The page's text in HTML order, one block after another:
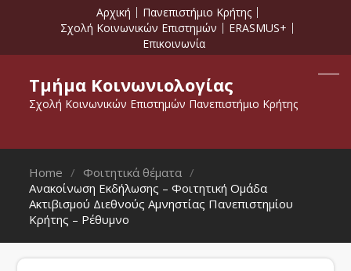
Αρχική
Πανεπιστήμιο Κρήτης
Σχολή Κοινωνικών Επιστημών
ERASMUS+
Επικοινωνία
Τμήμα Κοινωνιολογίας
Σχολή Κοινωνικών Επιστημών Πανεπιστήμιο Κρήτης
Home
Φοιτητικά θέματα
Ανακοίνωση Εκδήλωσης – Φοιτητική Ομάδα
Ακτιβισμού Διεθνούς Αμνηστίας Πανεπιστημίου
Κρήτης – Ρέθυμνο